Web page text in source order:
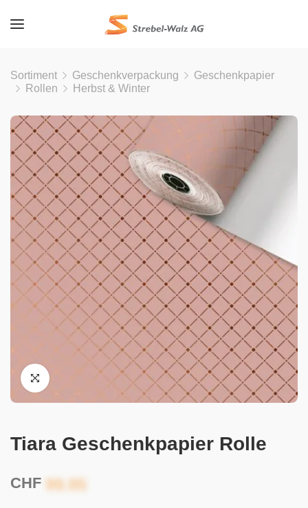
Sortiment Geschenkverpackung
Geschenkpapier
Rollen
Herbst & Winter
Tiara Geschenkpapier Rolle
CHF